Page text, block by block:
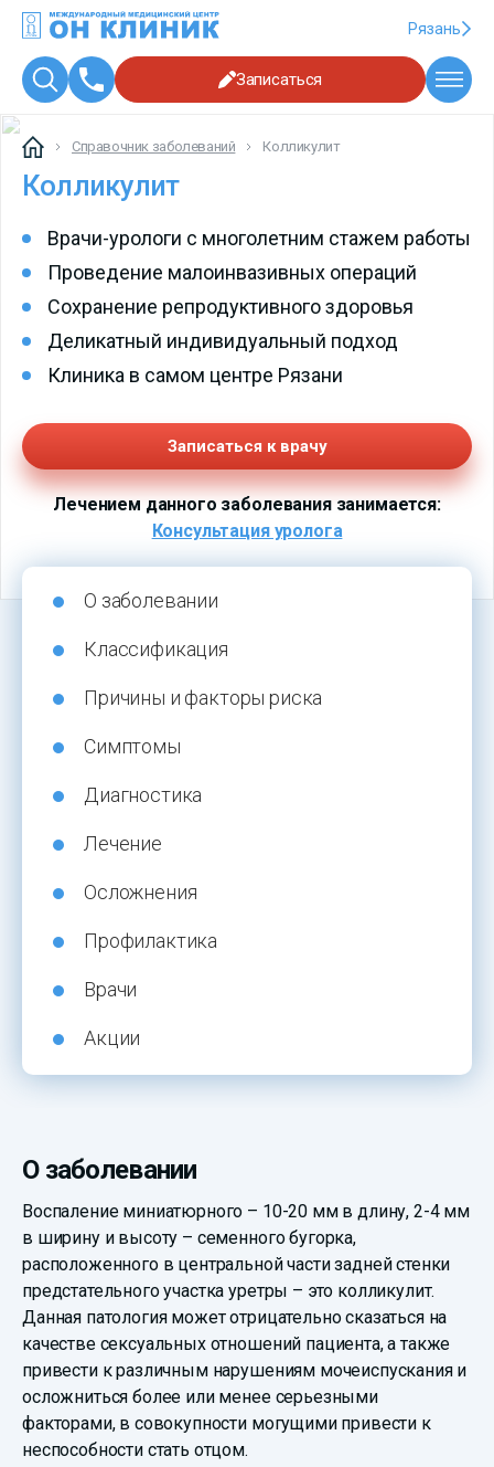
Рязань
Записаться
Справочник заболеваний Колликулит
Колликулит
Врачи-урологи с многолетним стажем работы
Проведение малоинвазивных операций
Сохранение репродуктивного здоровья
Деликатный индивидуальный подход
Клиника в самом центре Рязани
Записаться к врачу
Лечением данного заболевания занимается:
Консультация уролога
О заболевании
Классификация
Причины и факторы риска
Симптомы
Диагностика
Лечение
Осложнения
Профилактика
Врачи
Акции
О заболевании
Воспаление миниатюрного – 10-20 мм в длину, 2-4 мм
в ширину и высоту – семенного бугорка,
расположенного в центральной части задней стенки
предстательного участка уретры – это колликулит.
Данная патология может отрицательно сказаться на
качестве сексуальных отношений пациента, а также
привести к различным нарушениям мочеиспускания и
осложниться более или менее серьезными
факторами, в совокупности могущими привести к
неспособности стать отцом.